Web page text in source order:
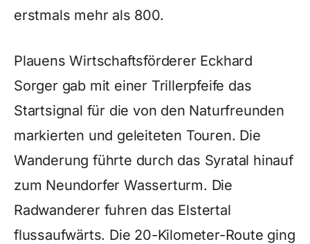
erstmals mehr als 800.
Plauens Wirtschaftsförderer Eckhard
Sorger gab mit einer Trillerpfeife das
Startsignal für die von den Naturfreunden
markierten und geleiteten Touren. Die
Wanderung führte durch das Syratal hinauf
zum Neundorfer Wasserturm. Die
Radwanderer fuhren das Elstertal
flussaufwärts. Die 20-Kilometer-Route ging